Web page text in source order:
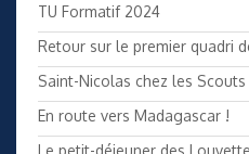
TU Formatif 2024
Retour sur le premier quadri
Saint-Nicolas chez les Scouts
En route vers Madagascar !
Le petit-déjeuner des